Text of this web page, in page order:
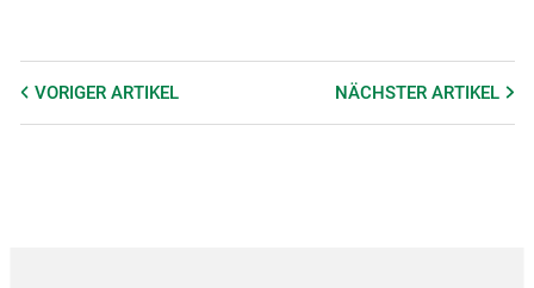
VORIGER ARTIKEL NÄCHSTERARTIKEL